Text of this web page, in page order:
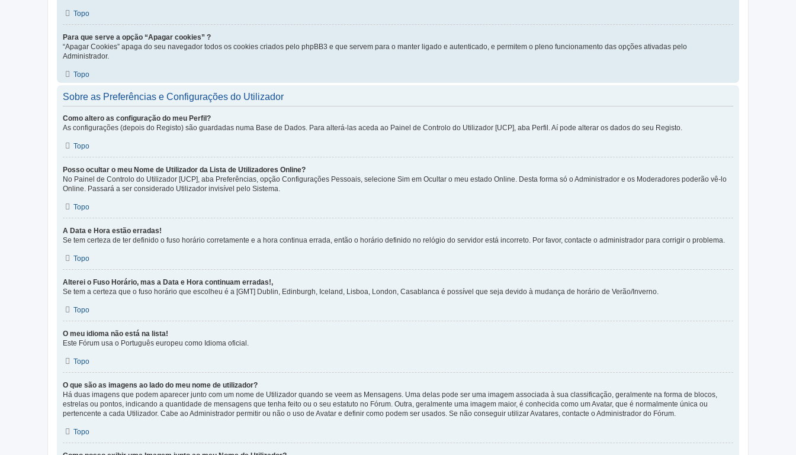
Topo
Para que serve a opção “Apagar cookies” ?
“Apagar Cookies” apaga do seu navegador todos os cookies criados pelo phpBB3 e que servem para o manter ligado e autenticado, e permitem o pleno funcionamento das opções ativadas pelo
Administrador.
Topo
Sobre as Preferências e Configurações do Utilizador
Como altero as configuração do meu Perfil?
As configurações (depois do Registo) são guardadas numa Base de Dados. Para alterá-las aceda ao Painel de Controlo do Utilizador [UCP], aba Perfil. Aí pode alterar os dados do seu Registo.
Topo
Posso ocultar o meu Nome de Utilizador da Lista de Utilizadores Online?
No Painel de Controlo do Utilizador [UCP], aba Preferências, opção Configurações Pessoais, selecione Sim em Ocultar o meu estado Online. Desta forma só o Administrador e os Moderadores poderão vê-lo
Online. Passará a ser considerado Utilizador invisível pelo Sistema.
Topo
A Data e Hora estão erradas!
Se tem certeza de ter definido o fuso horário corretamente e a hora continua errada, então o horário definido no relógio do servidor está incorreto. Por favor, contacte o administrador para corrigir o problema.
Topo
Alterei o Fuso Horário, mas a Data e Hora continuam erradas!,
Se tem a certeza que o fuso horário que escolheu é a [GMT] Dublin, Edinburgh, Iceland, Lisboa, London, Casablanca é possível que seja devido à mudança de horário de Verão/Inverno.
Topo
O meu idioma não está na lista!
Este Fórum usa o Português europeu como Idioma oficial.
Topo
O que são as imagens ao lado do meu nome de utilizador?
Há duas imagens que podem aparecer junto com um nome de Utilizador quando se veem as Mensagens. Uma delas pode ser uma imagem associada à sua classificação, geralmente na forma de blocos,
estrelas ou pontos, indicando a quantidade de mensagens que tenha feito ou o seu estatuto no Fórum. Outra, geralmente uma imagem maior, é conhecida como um Avatar, que é normalmente única ou
pertencente a cada Utilizador. Cabe ao Administrador permitir ou não o uso de Avatar e definir como podem ser usados. Se não conseguir utilizar Avatares, contacte o Administrador do Fórum.
Topo